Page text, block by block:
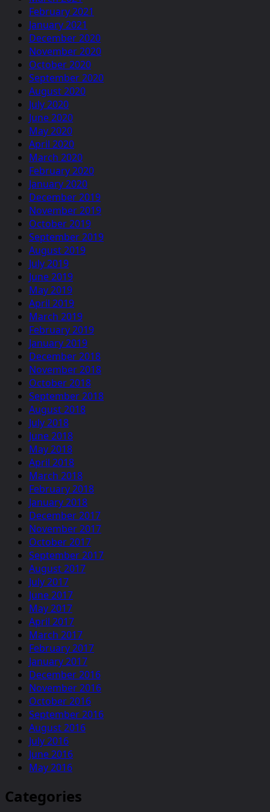
February 2021
January 2021
December 2020
November 2020
October 2020
September 2020
August 2020
July 2020
June 2020
May 2020
April 2020
March 2020
February 2020
January 2020
December 2019
November 2019
October 2019
September 2019
August 2019
July 2019
June 2019
May 2019
April 2019
March 2019
February 2019
January 2019
December 2018
November 2018
October 2018
September 2018
August 2018
July 2018
June 2018
May 2018
April 2018
March 2018
February 2018
January 2018
December 2017
November 2017
October 2017
September 2017
August 2017
July 2017
June 2017
May 2017
April 2017
March 2017
February 2017
January 2017
December 2016
November 2016
October 2016
September 2016
August 2016
July 2016
June 2016
May 2016
Categories